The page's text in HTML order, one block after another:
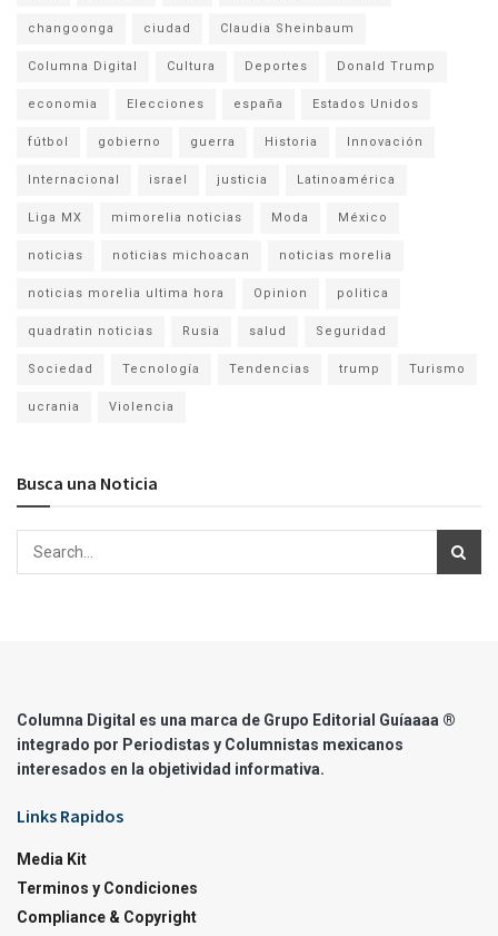
changoonga ciudad Claudia Sheinbaum
Columna Digital Cultura Deportes Donald Trump
economia Elecciones españa Estados Unidos
fútbol gobierno guerra Historia Innovación
Internacional israel justicia Latinoamérica
Liga MX mimorelia noticias Moda México
noticias noticias michoacan noticias morelia
noticias morelia ultima hora Opinion politica
quadratin noticias Rusia salud Seguridad
Sociedad Tecnología Tendencias trump Turismo
ucrania Violencia
Busca una Noticia
Columna Digital es una marca de Grupo Editorial Guíaaaa ®
integrado por Periodistas y Columnistas mexicanos
interesados en la objetividad informativa.
Links Rapidos
Media Kit
Terminos y Condiciones
Compliance & Copyright